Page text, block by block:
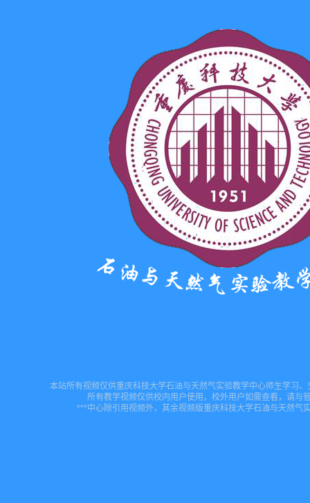
本站所有视频仅供重庆科技大学石油与天然气实验教学中心师生学习
所有教学视频仅供校内用户使用，校外用户如需查看，请与
***中心除引用视频外，其余视频版重庆科技大学石油与天然气